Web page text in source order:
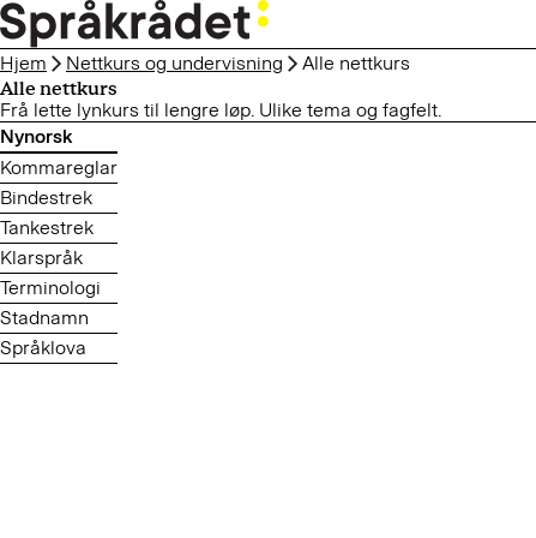
HOPP
TIL
HOVEDINNHOLD
Hjem
Nettkurs og undervisning
Alle nettkurs
Alle nettkurs
Frå lette lynkurs til lengre løp. Ulike tema og fagfelt.
Nynorsk
Kommareglar
Bindestrek
Tankestrek
Klarspråk
Terminologi
Stadnamn
Språklova